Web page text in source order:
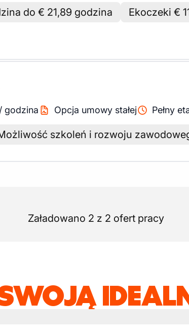
do € 21,89 godzina
Ekoczeki €
/ godzina Opcja umowy stałej Pełny
szkoleń i rozwoju
Załadowano 2 z 2 ofert pracy